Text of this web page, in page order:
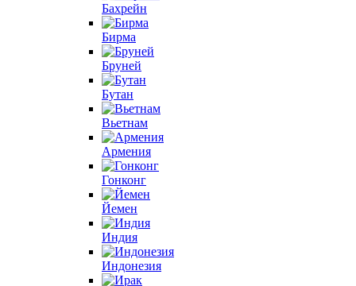
Бахрейн
Бирма
Бруней
Бутан
Вьетнам
Армения
Гонконг
Йемен
Индия
Индонезия